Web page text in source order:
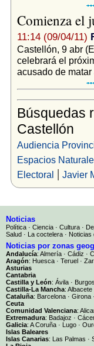
Comienza el
11:14 (09/04/11)
Castellón, 9 abr
celebrará el
acusado de
Búsquedas
Castellón
Audiencia
Espacios
Electoral | Javier
Noticias
Política · Ciencia · Cultura ·
Salud · La coctelera · Noticias
Noticias por zonas
Andalucía: Almería · Cádiz ·
Aragón: Huesca · Teruel ·
Asturias
Cantabria
Castilla y León: Ávila · Burgos
Castilla-La Mancha: Albacete
Cataluña: Barcelona · Girona ·
Ceuta
Comunidad Valenciana:
Extremadura: Badajoz ·
Galicia: A Coruña · Lugo ·
Islas Baleares
Islas Canarias: Las Palmas ·